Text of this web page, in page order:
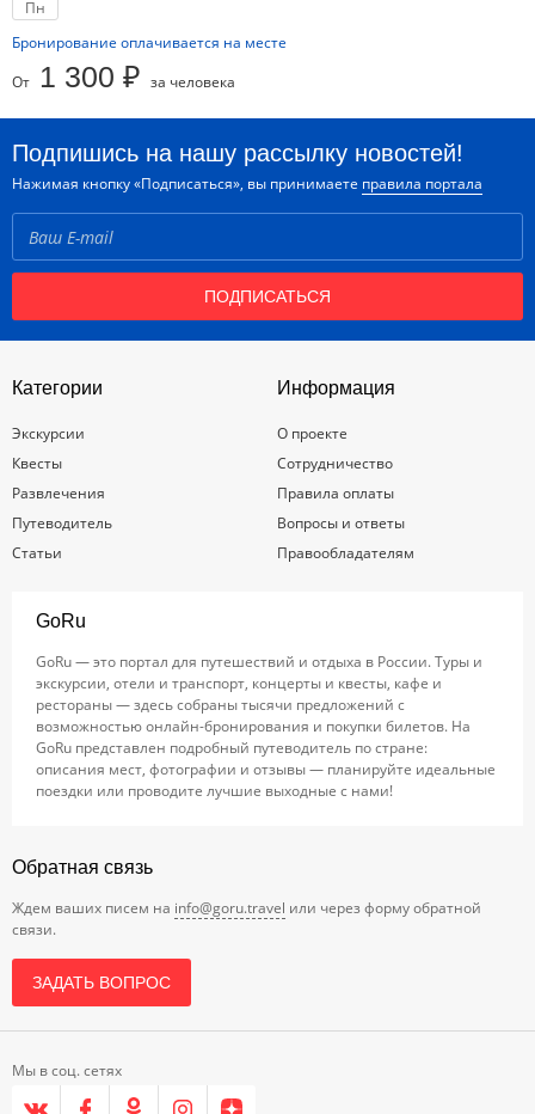
Пн
Бронирование оплачивается на месте
От 1 300 ₽ за человека
Подпишись на нашу рассылку новостей!
Нажимая кнопку «Подписаться», вы принимаете правила портала
ПОДПИСАТЬСЯ
Категории
Экскурсии
Квесты
Развлечения
Путеводитель
Статьи
Информация
О проекте
Сотрудничество
Правила оплаты
Вопросы и ответы
Правообладателям
GoRu
GoRu — это портал для путешествий и отдыха в России. Туры и
экскурсии, отели и транспорт, концерты и квесты, кафе и
рестораны — здесь собраны тысячи предложений с
возможностью онлайн-бронирования и покупки билетов. На
GoRu представлен подробный путеводитель по стране:
описания мест, фотографии и отзывы — планируйте идеальные
поездки или проводите лучшие выходные с нами!
Обратная связь
Ждем ваших писем на info@goru.travel или через форму обратной
связи.
ЗАДАТЬ ВОПРОС
Мы в соц. сетях